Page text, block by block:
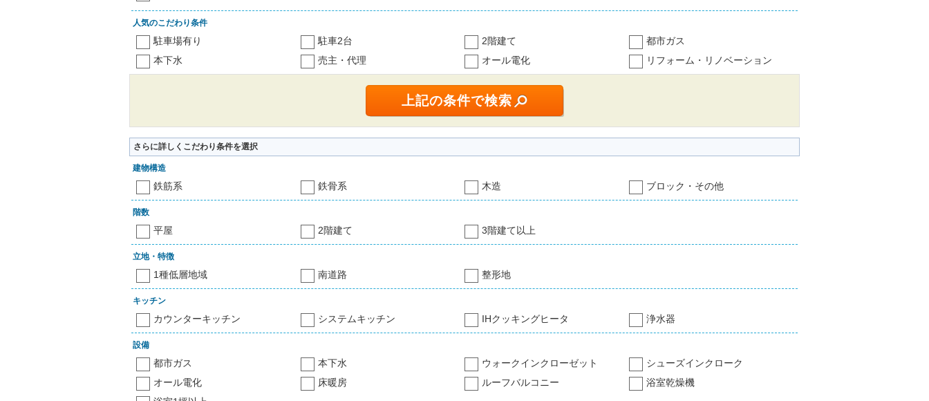
人気のこだわり条件
駐車場有り 駐車2台 2階建て
都市ガス
本下水
売主・代理 オール電化 リフォーム・リノベーション
さらに詳しくこだわり条件を選択
建物構造
鉄筋系 鉄骨系 木造 ブロック・その他
階数
平屋 2階建て 3階建て以上
立地・特徴
1種低層地域 南道路 整形地
キッチン
カウンターキッチン システムキッチン IHクッキングヒータ 浄水器
設備
都市ガス 本下水 ウォークインクローゼット
シューズインクローク
オール電化
床暖房 ルーフバルコニー
浴室乾燥機